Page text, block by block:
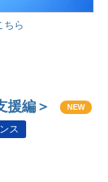
ちら
援編＞ NEW
ス